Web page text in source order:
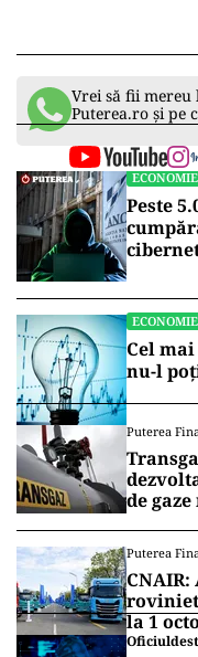
Vrei să fii mereu
Puterea.ro și pe
ECONOMIE
Peste
ECONOMIE
Cel
nu-l
Puterea
de
Puterea
la 1